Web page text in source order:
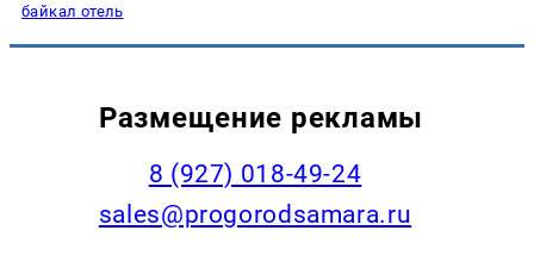
байкал отель
Размещение рекламы
8 (927) 018-49-24
sales@progorodsamara.ru